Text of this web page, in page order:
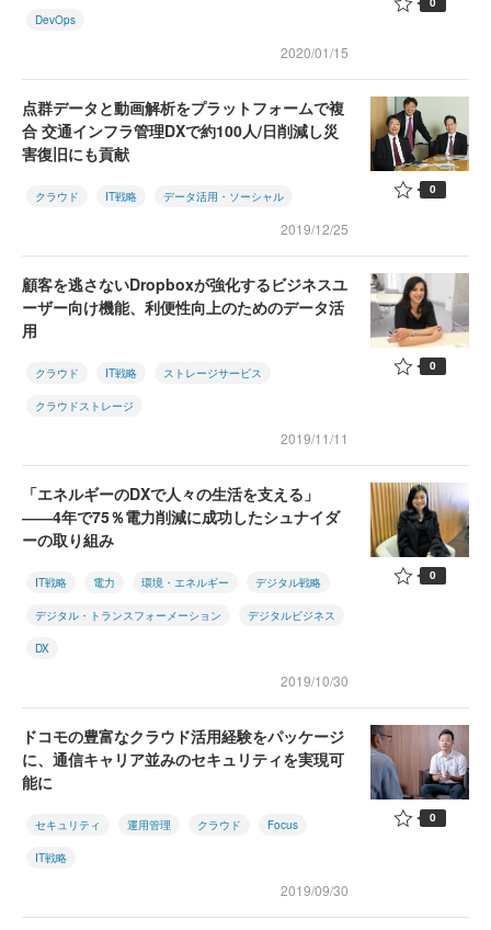
DevOps
2020/01/15
点群データと動画解析をプラットフォームで複
合 交通インフラ管理DXで約100人/日削減し災
害復旧にも貢献
クラウド IT戦略 データ活用・ソーシャル
2019/12/25
0
顧客を逃さないDropboxが強化するビジネスユ
ーザー向け機能、利便性向上のためのデータ活
用
クラウド IT戦略 ストレージサービス
クラウドストレージ
2019/11/11
0
「エネルギーのDXで人々の生活を支える」
――4年で75％電力削減に成功したシュナイダ
ーの取り組み
IT戦略 電力 環境・エネルギー デジタル戦略
デジタル・トランスフォーメーション デジタルビジネス
DX
2019/10/30
0
ドコモの豊富なクラウド活用経験をパッケージ
に、通信キャリア並みのセキュリティを実現可
能に
セキュリティ 運用管理 クラウド Focus
IT戦略
2019/09/30
0